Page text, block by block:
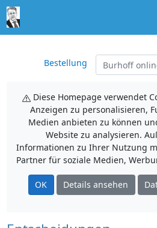
Bestellung
Diese Homepage verwendet
Anzeigen zu personalisieren,
Medien anbieten zu können
Website zu analysieren.
Informationen zu Ihrer Nutzung
Partner für soziale Medien,
OK Details ansehen